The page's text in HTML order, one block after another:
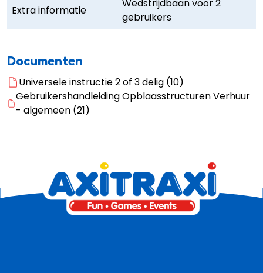
Extra informatie
Wedstrijdbaan voor 2
gebruikers
Documenten
Universele instructie 2 of 3 delig (10)
Gebruikershandleiding Opblaasstructuren Verhuur
- algemeen (21)